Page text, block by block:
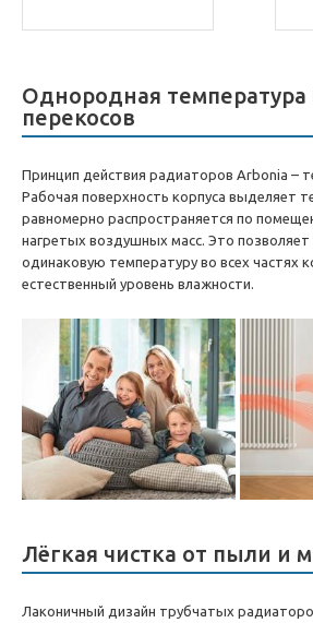
Однородная температура
перекосов
Принцип действия радиаторов Arbonia –
Рабочая поверхность корпуса выделяет
равномерно распространяется по
нагретых воздушных масс. Это
одинаковую температуру во всех частях
естественный уровень влажности.
Лёгкая чистка от пыли и
Лаконичный дизайн трубчатых